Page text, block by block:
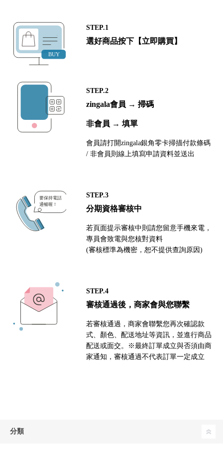
STEP.1
選好商品按下【立即購買】
STEP.2
zingala會員 → 掃碼
非會員 → 填單
會員請打開zingala銀角零卡掃描付款條碼
/ 非會員則線上填寫申請資料並送出
STEP.3
分期資格審核中
若頁面提示審核中則請您留意手機來電，
專員會致電與您核對資料
(審核標準為機密，恕不提供查詢原因)
STEP.4
審核通過後，商家會與您聯繫
若審核通過，商家會聯繫您再次確認款
式、顏色、配送地址等資訊，並進行商品
配送或面交。※最終訂單成立與否須由商
家通知，審核通過不代表訂單一定成立
分類